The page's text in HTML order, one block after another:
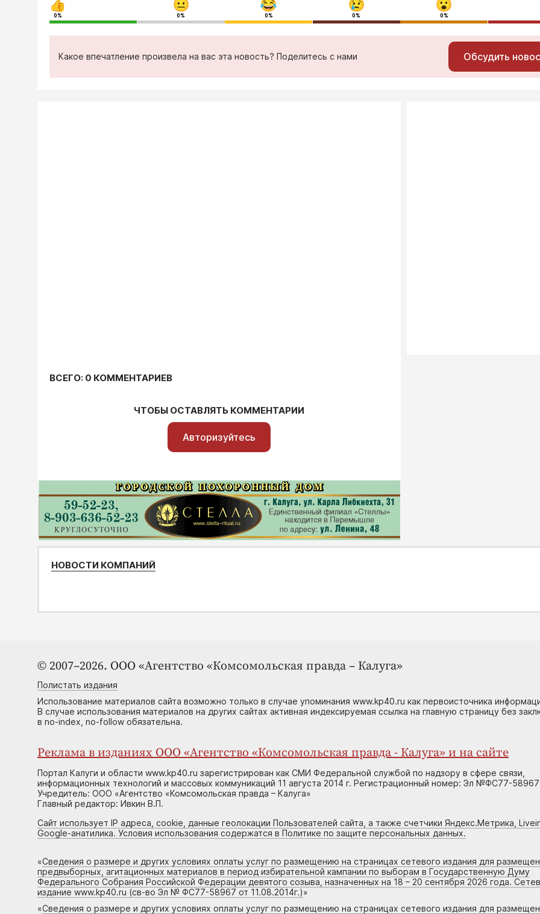
0% 0% 0% 0% 0%
Какое впечатление произвела на вас эта новость? Поделитесь с нами Обсудить
ВСЕГО: 0 КОММЕНТАРИЕВ
ЧТОБЫ ОСТАВЛЯТЬ КОММЕНТАРИИ
Авторизуйтесь
НОВОСТИ КОМПАНИЙ
© 2007–2026. ООО «Агентство «Комсомольская правда – Калуга»
Полистать издания
Использование материалов сайта возможно только в случае упоминания www.kp40.ru как первоисточника
В случае использования материалов на других сайтах активная индексируемая ссылка на главную страницу без
в no-index, no-follow обязательна.
Реклама в изданиях ООО «Агентство «Комсомольская правда - Калуга» и на сайте
Портал Калуги и области www.kp40.ru зарегистрирован как СМИ Федеральной службой по надзору в сфере связи,
информационных технологий и массовых коммуникаций 11 августа 2014 г. Регистрационный номер: Эл №ФС77-58967
Учредитель: ООО «Агентство «Комсомольская правда – Калуга»
Главный редактор: Ивкин В.П.
Сайт использует IP адреса, cookie, данные геолокации Пользователей сайта, а также счетчики Яндекс.Метрика,
Google-анатилика. Условия использования содержатся в Политике по защите персональных данных.
«Сведения о размере и других условиях оплаты услуг по размещению на страницах сетевого издания для
предвыборных, агитационных материалов в период избирательной кампании по выборам в Государственную Думу
Федерального Собрания Российской Федерации девятого созыва, назначенных на 18 – 20 сентября 2026 года.
издание www.kp40.ru (св-во Эл № ФС77-58967 от 11.08.2014г.)»
«Сведения о размере и других условиях оплаты услуг по размещению на страницах сетевого издания для